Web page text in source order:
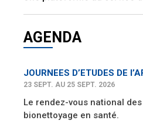
AGENDA
JOURNEES D’ETUDES DE
23 SEPT. AU 25 SEPT. 2026
Le rendez-vous national
bionettoyage en santé.